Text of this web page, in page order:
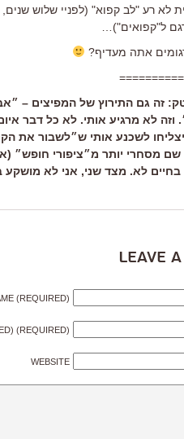
ל"קפואים")…
אתה מעדיף?
זה גם התירוץ של המפיצים –
וזה לא מרגיע אותי. לא כל דבר
לשכנע אותי ש״לשבור את
שם מסחרי יותר מ״ציפורי חופש״
בחיים לא. מצד שני, אני לא
Leave
(REQUIRED)
(REQUIRED)
WEBSITE